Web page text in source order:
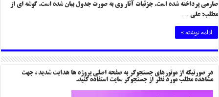
صارمی پرداخته شده است. جزئیات آثار وی به صورت جدول بیان شده است. گوشه ای از
مطلب: علی …
ادامه نوشته »
در صورتیکه از موتورهای جستجوگر به صفحه اصلی پروژه ها هدایت شدید ، جهت
مشاهده مطلب مورد نظر از جستجوگر سایت استفاده کنید.